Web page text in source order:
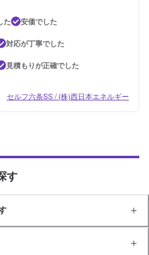
た
安価でした
対応が丁寧でした
見積もりが正確でした
セルフ六条SS / (株)西日本エネルギー
す